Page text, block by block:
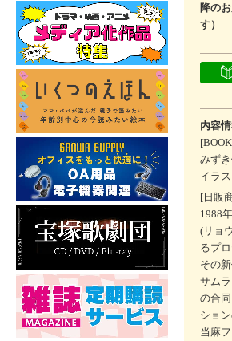
降の
す）
内容
みず
イラ
[日販
1988
(リョ
るプ
その
サム
の合
ショ
当麻